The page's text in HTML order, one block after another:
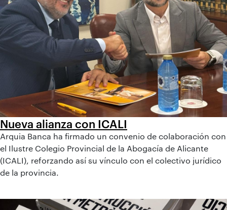
Nueva alianza con ICALI
Arquia Banca ha firmado un convenio de colaboración con
el Ilustre Colegio Provincial de la Abogacía de Alicante
(ICALI), reforzando así su vínculo con el colectivo jurídico
de la provincia.